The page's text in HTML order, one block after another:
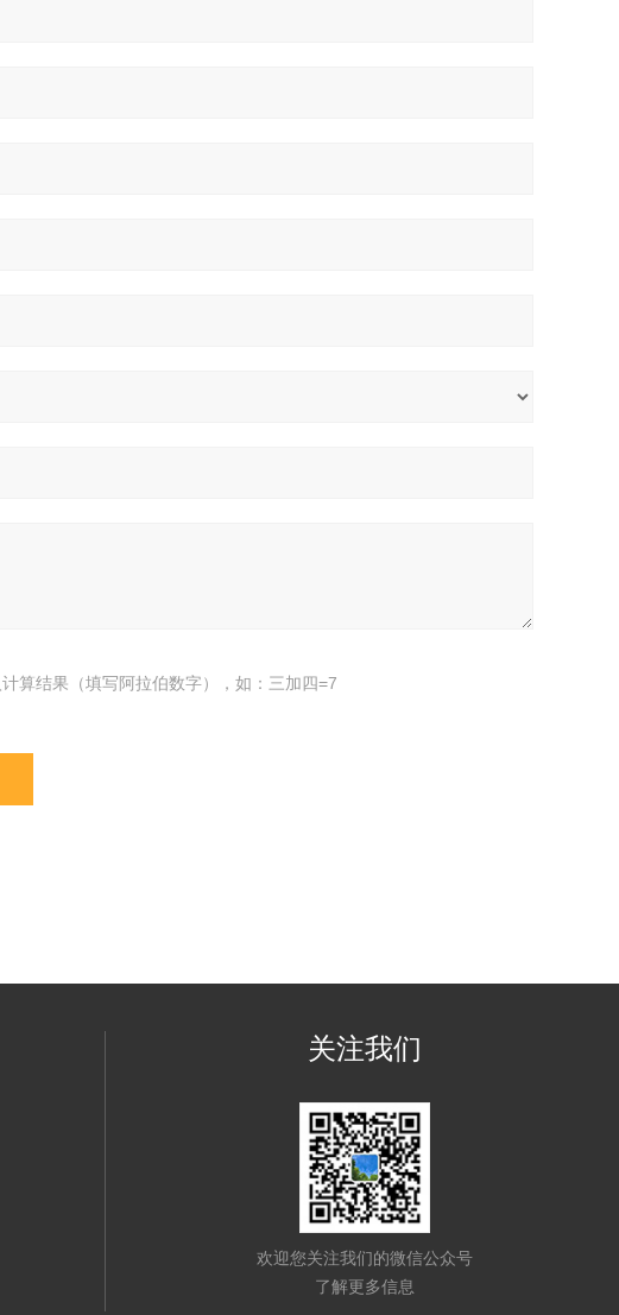
算结果（填写阿拉伯数字），如：三加四=7
关注我们
欢迎您关注我们的微信公众号
了解更多信息